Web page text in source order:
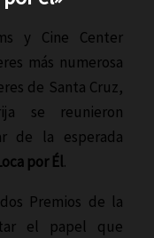
y Cine Center
más numerosa
de Santa Cruz,
se reunieron
de la esperada
por Él .
Premios de la
el papel que